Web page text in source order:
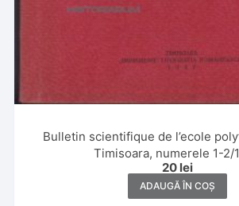
Bulletin scientifique de l’ecole
Timisoara, numerele 1-2/
20 lei
ADAUGĂ ÎN COȘ